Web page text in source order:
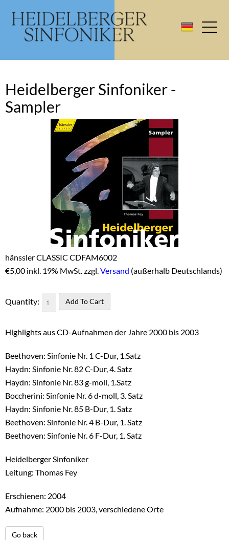
Heidelberger Sinfoniker -
Sampler
hänssler CLASSIC CDFAM6002
€5,00 inkl. 19% MwSt. zzgl.Versand (außerhalb Deutschlands)
Quantity:
Highlights aus CD-Aufnahmen der Jahre 2000 bis 2003
Beethoven: Sinfonie Nr. 1 C-Dur, 1.Satz
Haydn: Sinfonie Nr. 82 C-Dur, 4. Satz
Haydn: Sinfonie Nr. 83 g-moll, 1.Satz
Boccherini: Sinfonie Nr. 6 d-moll, 3. Satz
Haydn: Sinfonie Nr. 85 B-Dur, 1. Satz
Beethoven: Sinfonie Nr. 4 B-Dur, 1. Satz
Beethoven: Sinfonie Nr. 6 F-Dur, 1. Satz
Heidelberger Sinfoniker
Leitung: Thomas Fey
Erschienen: 2004
Aufnahme: 2000 bis 2003, verschiedene Orte
Go back